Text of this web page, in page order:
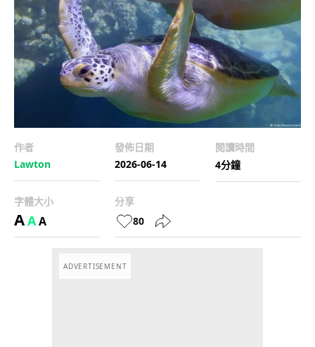
作者
Lawton
發佈日期
2026-06-14
閱讀時間
4分鐘
字體大小
AAA
分享
80
ADVERTISEMENT